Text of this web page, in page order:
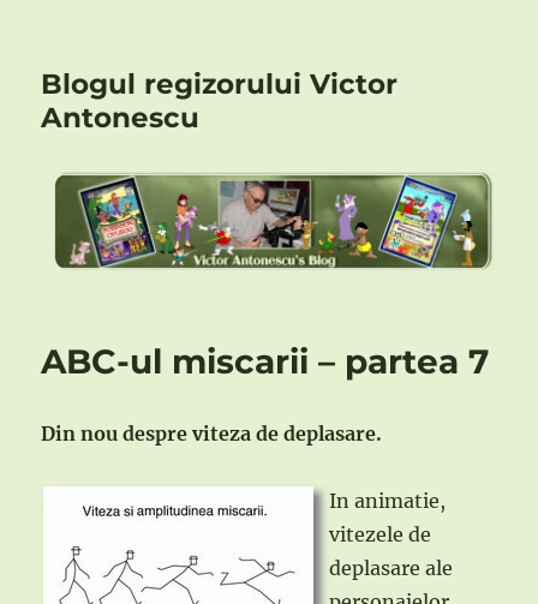
Blogul regizorului Victor
Antonescu
ABC-ul miscarii – partea 7
Din nou despre viteza de deplasare.
In animatie,
vitezele de
deplasare ale